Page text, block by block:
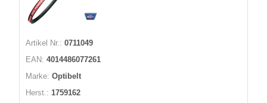
Artikel Nr.: 0711049
EAN: 4014486077261
Marke: Optibelt
Herst.: 1759162